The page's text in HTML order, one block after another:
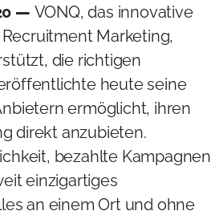
— VONQ, das innovative
Marketing,
die richtigen
heute seine
ermöglicht, ihren
direkt anzubieten.
bezahlte Kampagnen
einzigartiges
an einem Ort und ohne